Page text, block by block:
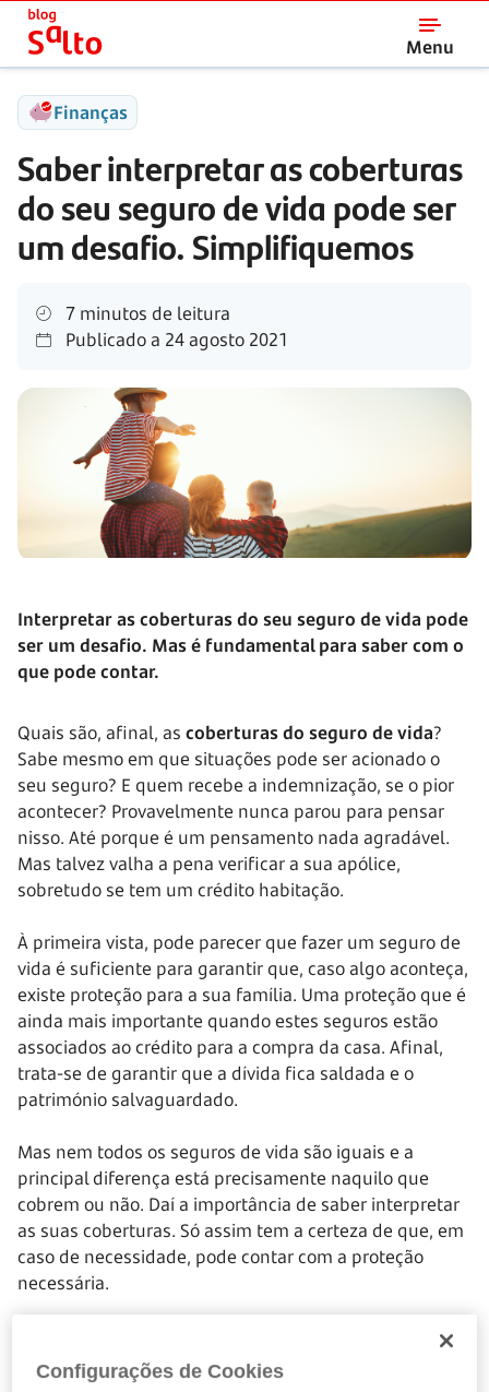
Menu
Salto
Finanças
Saber interpretar as coberturas
do seu seguro de vida pode ser
um desafio. Simplifiquemos
7 minutos de leitura
Publicado a 24 agosto 2021
Interpretar as coberturas do seu seguro de vida pode
ser um desafio. Mas é fundamental para saber com o
que pode contar.
Quais são, afinal, as coberturas do seguro de vida?
Sabe mesmo em que situações pode ser acionado o
seu seguro? E quem recebe a indemnização, se o pior
acontecer? Provavelmente nunca parou para pensar
nisso. Até porque é um pensamento nada agradável.
Mas talvez valha a pena verificar a sua apólice,
sobretudo se tem um crédito habitação.
À primeira vista, pode parecer que fazer um seguro de
vida é suficiente para garantir que, caso algo aconteça,
existe proteção para a sua família. Uma proteção que é
ainda mais importante quando estes seguros estão
associados ao crédito para a compra da casa. Afinal,
trata-se de garantir que a dívida fica saldada e o
património salvaguardado.
Mas nem todos os seguros de vida são iguais e a
principal diferença está precisamente naquilo que
cobrem ou não. Daí a importância de saber interpretar
as suas coberturas. Só assim tem a certeza de que, em
caso de necessidade, pode contar com a proteção
necessária.
As coberturas de um seguro de vida mais não são do
Configurações de Cookies